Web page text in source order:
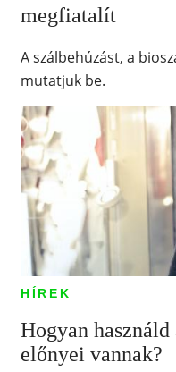
megfiatalít
A szálbehúzást, a
mutatjuk be.
HÍREK
Hogyan
előnyei vannak?